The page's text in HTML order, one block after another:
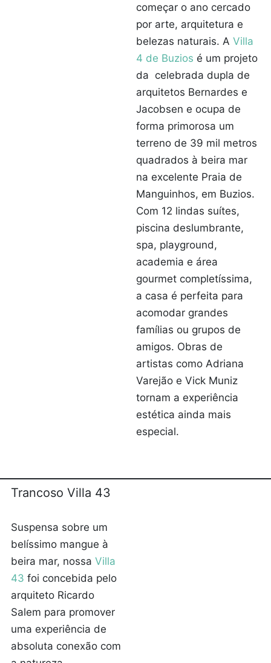
começar o ano cercado
por arte, arquitetura e
belezas naturais. AVilla
4 de Buzios é um projeto
da celebrada dupla de
arquitetos Bernardes e
Jacobsen e ocupa de
forma primorosa um
terreno de 39 mil metros
quadrados à beira mar
na excelente Praia de
Manguinhos, em Buzios.
Com 12 lindas suítes,
piscina deslumbrante,
spa, playground,
academia e área
gourmet completíssima,
a casa é perfeita para
acomodar grandes
famílias ou grupos de
amigos. Obras de
artistas como Adriana
Varejão e Vick Muniz
tornam a experiência
estética ainda mais
especial.
Trancoso Villa 43
Suspensa sobre um
belíssimo mangue à
beira mar, nossa Villa
43 foi concebida pelo
arquiteto Ricardo
Salem para promover
uma experiência de
absoluta conexão com